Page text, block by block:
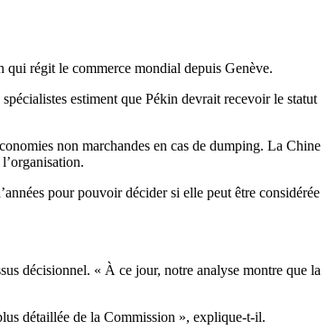
qui régit le commerce mondial depuis Genève.
estiment que Pékin devrait recevoir le statut
non marchandes en cas de dumping. La Chine
pour pouvoir décider si elle peut être considérée
décisionnel. « À ce jour, notre analyse montre que la
détaillée de la Commission », explique-t-il.